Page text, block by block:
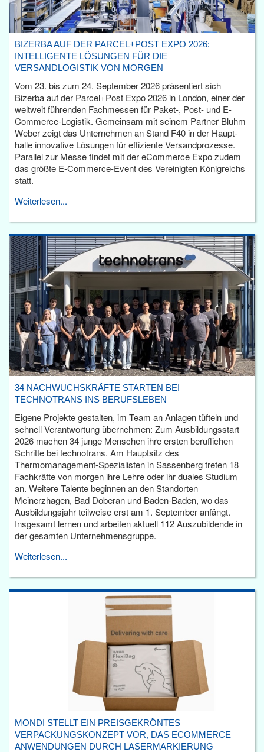
BIZERBA AUF DER PARCEL+POST EXPO 2026:
INTELLIGENTE LÖSUNGEN FÜR DIE
VERSANDLOGISTIK VON MORGEN
Vom 23. bis zum 24. September 2026 präsentiert sich
Bizerba auf der Parcel+Post Expo 2026 in London, einer der
weltweit führenden Fachmessen für Paket-, Post- und E-
Commerce-Logistik. Gemeinsam mit seinem Partner Bluhm
Weber zeigt das Unternehmen an Stand F40 in der Haupt­
halle innovative Lösungen für effiziente Versandprozesse.
Parallel zur Messe findet mit der eCommerce Expo zudem
das größte E-Commerce-Event des Vereinigten Königreichs
statt.
Weiterlesen...
34 NACHWUCHSKRÄFTE STARTEN BEI
TECHNOTRANS INS BERUFSLEBEN
Eigene Projekte gestalten, im Team an Anlagen tüfteln und
schnell Verantwortung übernehmen: Zum Ausbildungsstart
2026 machen 34 junge Menschen ihre ersten beruflichen
Schritte bei technotrans. Am Hauptsitz des
Thermomanagement-Spezialisten in Sassenberg treten 18
Fachkräfte von morgen ihre Lehre oder ihr duales Studium
an. Weitere Talente beginnen an den Standorten
Meinerzhagen, Bad Doberan und Baden-Baden, wo das
Ausbildungsjahr teilweise erst am 1. September anfängt.
Insgesamt lernen und arbeiten aktuell 112 Auszubildende in
der gesamten Unternehmensgruppe.
Weiterlesen...
MONDI STELLT EIN PREISGEKRÖNTES
VERPACKUNGSKONZEPT VOR, DAS ECOMMERCE
ANWENDUNGEN DURCH LASERMARKIERUNG